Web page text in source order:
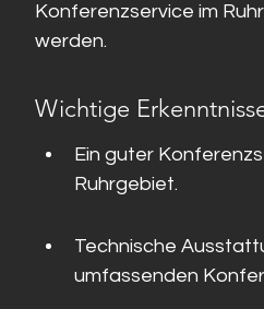
Konferenzservice im
werden.
Wichtige
Ein guter
Ruhrgebiet.
Technische
umfassenden